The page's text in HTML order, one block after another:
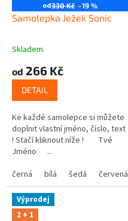
od330 Kč –19 %
Samolepka Ježek Sonic
Skladem
od 266 Kč
DETAIL
Ke každé samolepce si můžete
doplnit vlastní jméno, číslo, text
! Stačí kliknout níže ! Tvé
Jméno ...
černá
bílá šedá červená
Výprodej
2 + 1